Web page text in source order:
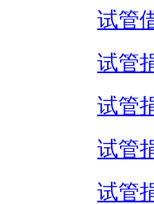
试管
试管
试管
试管
试管